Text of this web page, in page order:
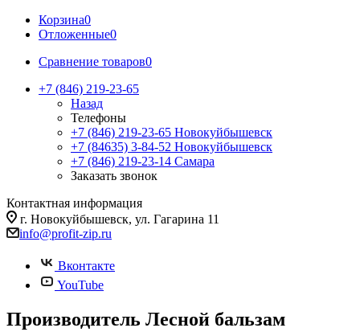
Корзина0
Отложенные0
Сравнение товаров0
+7 (846) 219-23-65
Назад
Телефоны
+7 (846) 219-23-65 Новокуйбышевск
+7 (84635) 3-84-52 Новокуйбышевск
+7 (846) 219-23-14 Самара
Заказать звонок
Контактная информация
г. Новокуйбышевск, ул. Гагарина 11
info@profit-zip.ru
Вконтакте
YouTube
Производитель Лесной бальзам